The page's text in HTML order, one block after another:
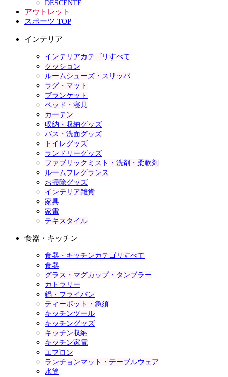
DESCENTE
アウトレット
スポーツ TOP
インテリア
インテリアカテゴリすべて
クッション
ルームシューズ・スリッパ
ラグ・マット
ブランケット
ベッド・寝具
カーテン
収納・収納グッズ
バス・洗面グッズ
トイレグッズ
ランドリーグッズ
ファブリックミスト・洗剤・柔軟剤
ルームフレグランス
お掃除グッズ
インテリア雑貨
家具
家電
テキスタイル
食器・キッチン
食器・キッチンカテゴリすべて
食器
グラス・マグカップ・タンブラー
カトラリー
鍋・フライパン
ティーポット・急須
キッチンツール
キッチングッズ
キッチン収納
キッチン家電
エプロン
ランチョンマット・テーブルウェア
水筒